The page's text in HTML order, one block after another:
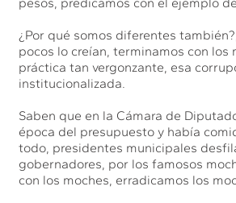
¿Por qué somos diferentes
pocos lo creían, terminamos con los
práctica tan vergonzante, esa
institucionalizada.
Saben que en la Cámara de
época del presupuesto y había
todo, presidentes municipales
gobernadores, por los famosos
con los moches, erradicamos los